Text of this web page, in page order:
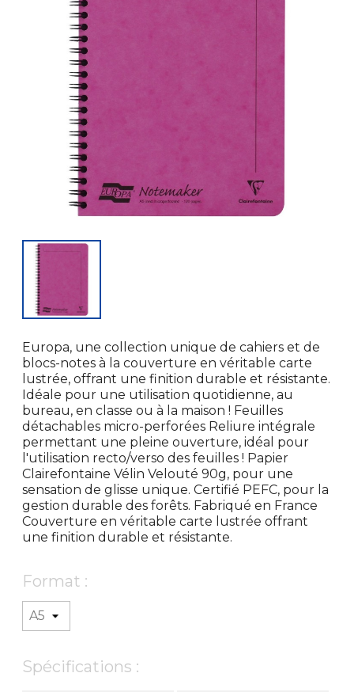
Europa, une collection unique de cahiers et de
blocs-notes à la couverture en véritable carte
lustrée, offrant une finition durable et résistante.
Idéale pour une utilisation quotidienne, au
bureau, en classe ou à la maison ! Feuilles
détachables micro-perforées Reliure intégrale
permettant une pleine ouverture, idéal pour
l'utilisation recto/verso des feuilles ! Papier
Clairefontaine Vélin Velouté 90g, pour une
sensation de glisse unique. Certifié PEFC, pour la
gestion durable des forêts. Fabriqué en France
Couverture en véritable carte lustrée offrant
une finition durable et résistante.
Format :
Spécifications :